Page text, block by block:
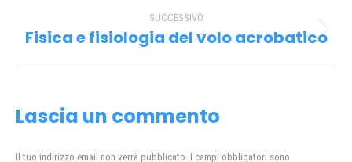
SUCCESSIVO
Prossimo
Fisica e fisiologia del volo acrobatico
Lascia un commento
Il tuo indirizzo email non verrà pubblicato. I campi obbligatori sono